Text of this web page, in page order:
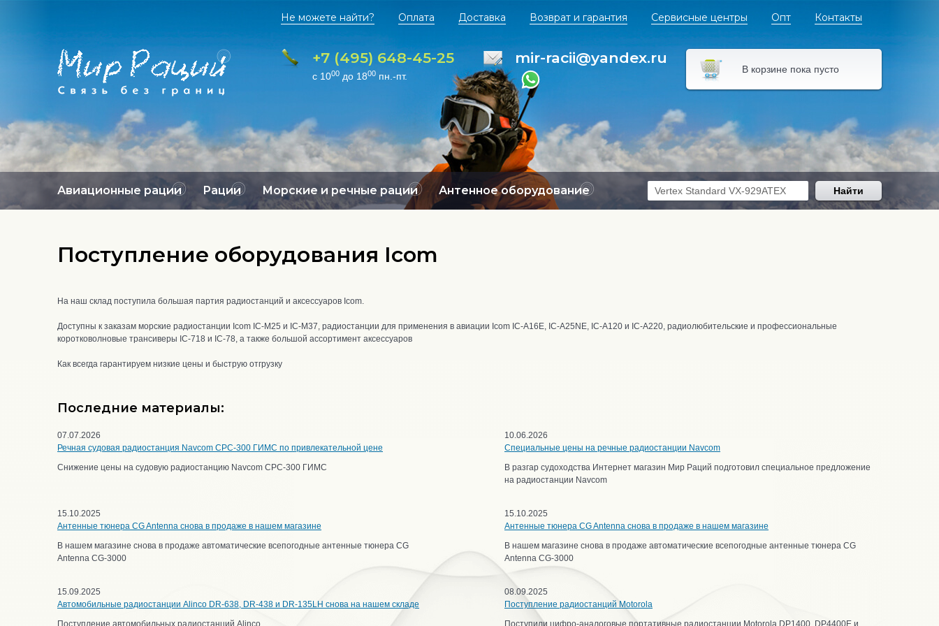
Не можете найти? Оплата Доставка Возврат и гарантия Сервисные центры Опт Контакты
+7 (495) 648-45-25
с 1000 до 1800 пн.-пт.
mir-racii@yandex.ru
В корзине пока пусто
Авиационные рации Рации Морские и речные рации Антенное оборудование Найти
Поступление оборудования Icom
На наш склад поступила большая партия радиостанций и аксессуаров Icom.
Доступны к заказам морские радиостанции Icom IC-M25 и IC-M37, радиостанции для применения в авиации Icom IC-A16E, IC-A25NE, IC-A120 и IC-A220, радиолюбительские и профессиональные
коротковолновые трансиверы IC-718 и IC-78, а также большой ассортимент аксессуаров
Как всегда гарантируем низкие цены и быструю отгрузку
Последние материалы:
07.07.2026
Речная судовая радиостанция Navcom CPC-300 ГИМС по привлекательной цене
Снижение цены на судовую радиостанцию Navcom CPC-300 ГИМС
10.06.2026
Специальные цены на речные радиостанции Navcom
В разгар судоходства Интернет магазин Мир Раций подготовил специальное предложение
на радиостанции Navcom
15.10.2025
Антенные тюнера CG Antenna снова в продаже в нашем магазине
В нашем магазине снова в продаже автоматические всепогодные антенные тюнера CG
Antenna CG-3000
15.10.2025
Антенные тюнера CG Antenna снова в продаже в нашем магазине
В нашем магазине снова в продаже автоматические всепогодные антенные тюнера CG
Antenna CG-3000
15.09.2025
Автомобильные радиостанции Alinco DR-638, DR-438 и DR-135LH снова на нашем складе
Поступление автомобильных радиостанций Alinco
08.09.2025
Поступление радиостанций Motorola
Поступили цифро-аналоговые портативные радиостанции Motorola DP1400, DP4400E и